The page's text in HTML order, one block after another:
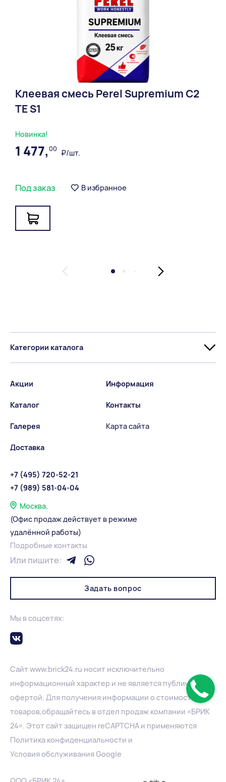
Новинка!
Клеевая смесь Perel Supremium С2
ТЕ S1
1 477,00 ₽/шт.
Под заказ В избранное
Категории каталога
Акции
Каталог
Галерея
Доставка
Информация
Контакты
Карта сайта
+7 (495) 720-52-21
+7 (989) 581-04-04
Москва,
(Офис продаж действует в режиме
удалённой работы)
Подробные контакты
Или пишите:
Задать вопрос
Мы в соцсетях:
Сайт www.brick24.ru носит исключительно
информационный характер и не является публичной
офертой. Для получения информации о стоимости
товаров,обращайтесь в отдел продаж компании «БРИК
24». Этот сайт защищен reCAPTCHA и применяются
Политика конфиденциальности и
Условия обслуживания Google